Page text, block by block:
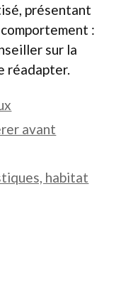
présentant
:
sur la
réadapter.
avant
habitat